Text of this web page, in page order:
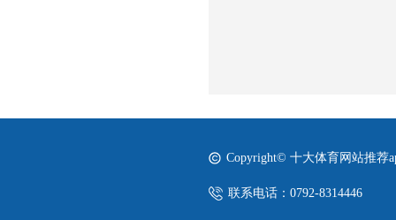
Copyright© 十大体育网站推荐
联系电话：0792-8314446